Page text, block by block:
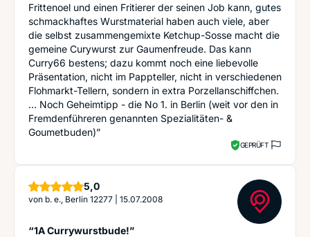
Frittenoel und einen Fritierer der seinen Job kann, gutes
schmackhaftes Wurstmaterial haben auch viele, aber
die selbst zusammengemixte Ketchup-Sosse macht die
gemeine Curywurst zur Gaumenfreude. Das kann
Curry66 bestens; dazu kommt noch eine liebevolle
Präsentation, nicht im Pappteller, nicht in verschiedenen
Flohmarkt-Tellern, sondern in extra Porzellanschiffchen.
... Noch Geheimtipp - die No 1. in Berlin (weit vor den in
Fremdenführeren genannten Spezialitäten- &
Goumetbuden)”
GEPRÜFT
5,0Sterne
von b. e., Berlin 12277 15.07.2008
“1A Currywurstbude!”